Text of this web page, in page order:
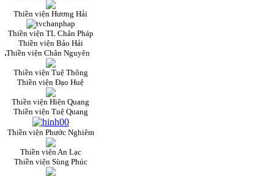
Thiền viện Hương Hải
Thiền viện TL Chân Pháp
Thiền viện Bảo Hải
Thiền viện Chân Nguyên
Thiền viện Tuệ Thông
Thiền viện Đạo Huệ
Thiền viện Hiện Quang
Thiền viện Tuệ Quang
Thiền viện Phước Nghiêm
Thiền viện An Lạc
Thiền viện Sùng Phúc